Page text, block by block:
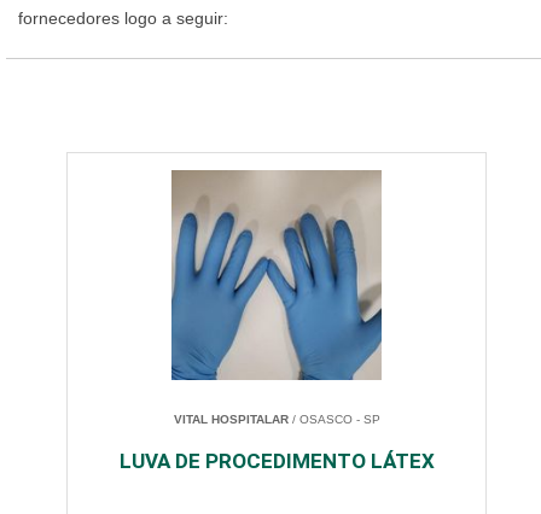
fornecedores logo a seguir:
VITAL HOSPITALAR/ OSASCO - SP
LUVA DE PROCEDIMENTO LÁTEX